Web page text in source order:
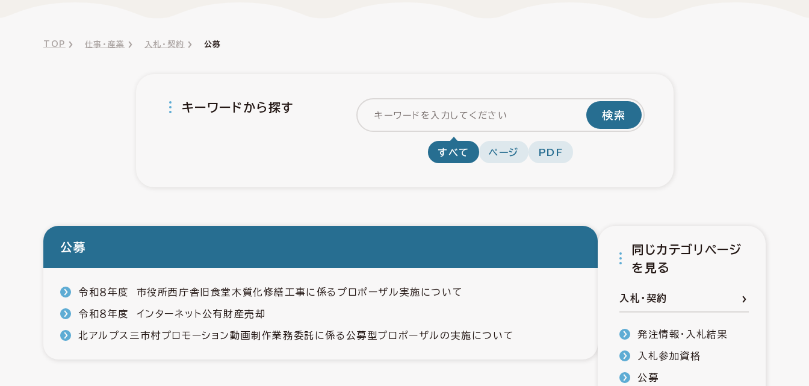
TOP 仕事・産業 入札・契約 公募
キーワードから探す
検索
すべて ページ PDF
公募
令和８年度 市役所西庁舎旧食堂木質化修繕工事に係るプロポーザル実施について
令和８年度 インターネット公有財産売却
北アルプス三市村プロモーション動画制作業務委託に係る公募型プロポーザルの実施について
同じカテゴリページ
を見る
入札・契約
発注情報・入札結果
入札参加資格
公募